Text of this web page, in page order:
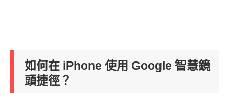
如何在 iPhone 使用 Google 智慧鏡
頭捷徑？